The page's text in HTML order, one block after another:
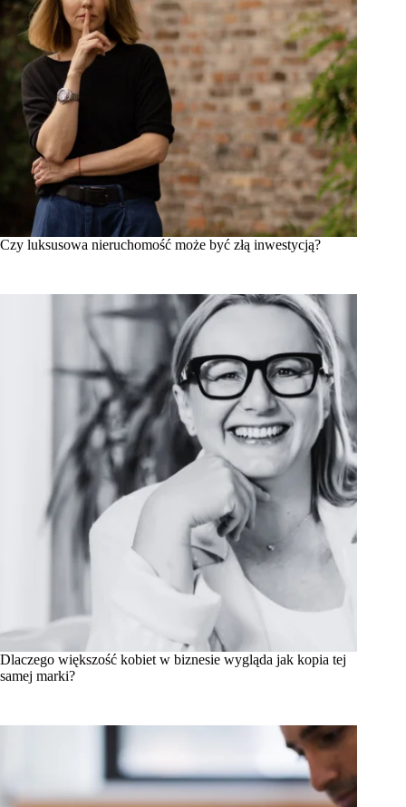
Czy luksusowa nieruchomość może być złą inwestycją?
Dlaczego większość kobiet w biznesie wygląda jak kopia tej
samej marki?